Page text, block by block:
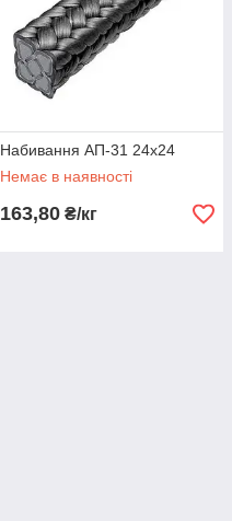
Набивання АП-31 24х24
Немає в наявності
163,80 ₴/кг